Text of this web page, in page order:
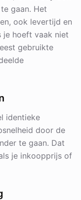
gaan. Het
ook levertijd en
je hoeft vaak niet
gebruikte
identieke
door de
te gaan. Dat
je inkoopprijs of